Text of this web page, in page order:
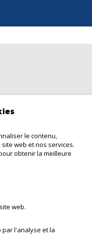
le contenu,
web et nos services.
obtenir la meilleure
web.
par l'analyse et la